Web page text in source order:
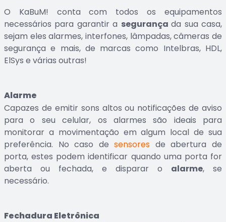
O KaBuM! conta com todos os equipamentos
necessários para garantir a segurançada sua casa,
sejam eles alarmes, interfones, lâmpadas, câmeras de
segurança e mais, de marcas como Intelbras, HDL,
ElSys e várias outras!
Alarme
Capazes de emitir sons altos ou notificações de aviso
para o seu celular, os alarmes são ideais para
monitorar a movimentação em algum local de sua
preferência. No caso desensores de abertura de
porta, estes podem identificar quando uma porta for
aberta ou fechada, e disparar o alarme, se
necessário.
Fechadura Eletrônica